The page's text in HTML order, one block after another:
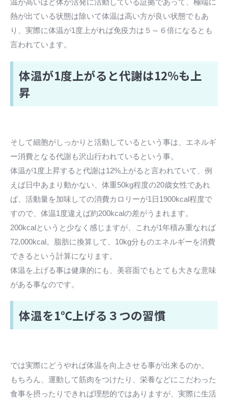
熱が出ている状態は除いて体温は高い方が良い状態でもあ
り、実際に体温が1度上がれば免疫力は５～６倍になるとも
言われています。
体温が1度上がると代謝は12%も上
昇
そして細胞がしっかりと活動しているという事は、エネルギ
ー消費となる代謝も沢山行われているという事。
体温が1度上昇すると代謝は12%上がると言われていて、例
えば日中あまり動かない、体重50kg程度の20歳女性であれ
ば、活動量を加味しての消費カロリーが1日1900kcal程度で
すので、体温1度違えば約200kcalの差がうまれます。
200kcalというと少なく感じますが、これが1年積み重なれば
72,000kcal。脂肪に換算して、10kg分ものエネルギーを消費
できるという計算になります。
体温を上げる事は健康的にも、美容面でもとても大きな意味
がある事なのです。
体温を1℃上げる３つの習慣
では実際にどうやれば体温を向上させる事が出来るのか。
もちろん、運動して筋肉をつけたり、栄養などにこだわった
食事を摂ったりできれば理想的ではありますが、実際に生活